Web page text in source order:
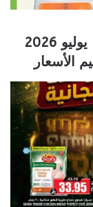
عروض الثلاجة العالمية الاسبوعية 29 يوليو 2026